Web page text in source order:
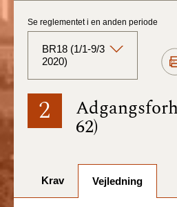
2 62)
Se reglementet i en anden periode
BR18 (1/1-9/3
2020)
BR18 (Aktuelt)
BR18 (1/7-31/12
BR18 (1/1-30/6
Krav Vejledning